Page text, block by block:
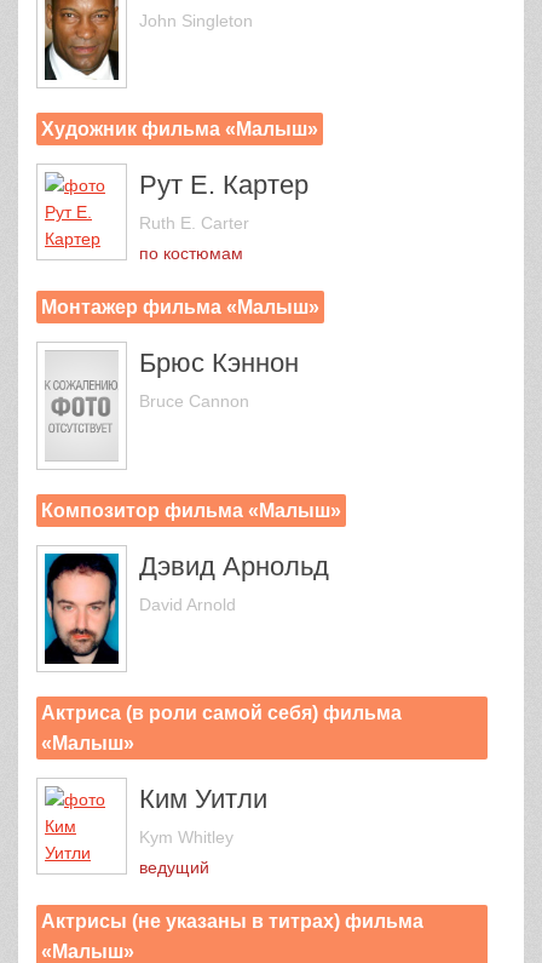
John Singleton
Художник фильма «Малыш»
Рут Е. Картер
Ruth E. Carter
по костюмам
Монтажер фильма «Малыш»
Брюс Кэннон
Bruce Cannon
Композитор фильма «Малыш»
Дэвид Арнольд
David Arnold
Актриса (в роли самой себя) фильма
«Малыш»
Ким Уитли
Kym Whitley
ведущий
Актрисы (не указаны в титрах) фильма
«Малыш»